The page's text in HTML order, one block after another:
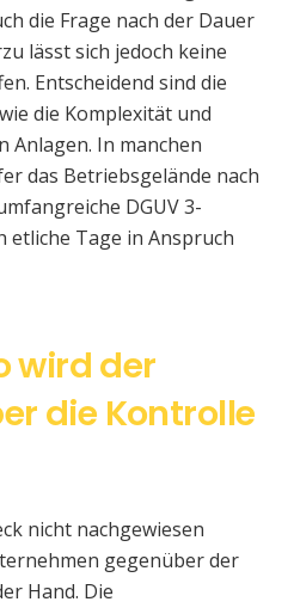
die Frage nach der Dauer
lässt sich jedoch keine
Entscheidend sind die
die Komplexität und
Anlagen. In manchen
das Betriebsgelände nach
DGUV 3-
etliche Tage in Anspruch
wird der
die Kontrolle
nicht nachgewiesen
gegenüber der
Hand. Die